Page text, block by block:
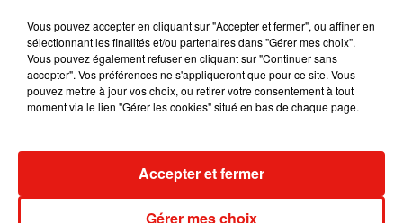
31 juillet 2026
Escapade à Guadalajara
Arena de Paris
Vous pouvez accepter en cliquant sur "Accepter et fermer", ou affiner en
sélectionnant les finalités et/ou partenaires dans "Gérer mes choix".
Vous pouvez également refuser en cliquant sur "Continuer sans
accepter". Vos préférences ne s'appliqueront que pour ce site. Vous
pouvez mettre à jour vos choix, ou retirer votre consentement à tout
moment via le lien "Gérer les cookies" situé en bas de chaque page.
Gérer mes choix
Accepter et fermer